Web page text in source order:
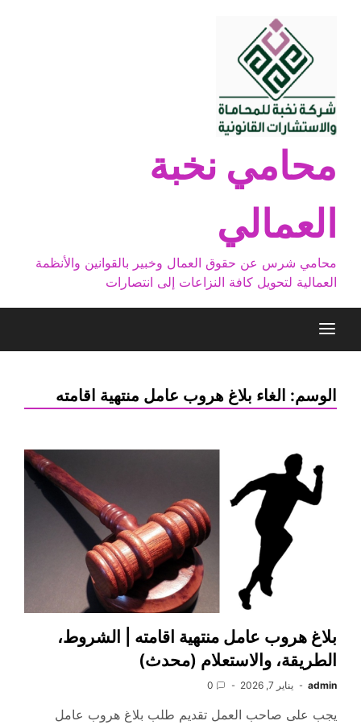
محامي نخبة
العمالي
محامي شرس عن حقوق العمال وخبير بالقوانين والأنظمة
العمالية لتحويل كافة النزاعات إلى انتصارات
الوسم: الغاء بلاغ هروب عامل منتهية اقامته
بلاغ هروب عامل منتهية اقامته | الشروط،
الطريقة، والاستعلام (محدث)
admin يناير 7, 2026 0
يجب على صاحب العمل تقديم طلب بلاغ هروب عامل